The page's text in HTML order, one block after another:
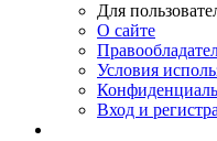
Для
О сайте
Условия
Вход и